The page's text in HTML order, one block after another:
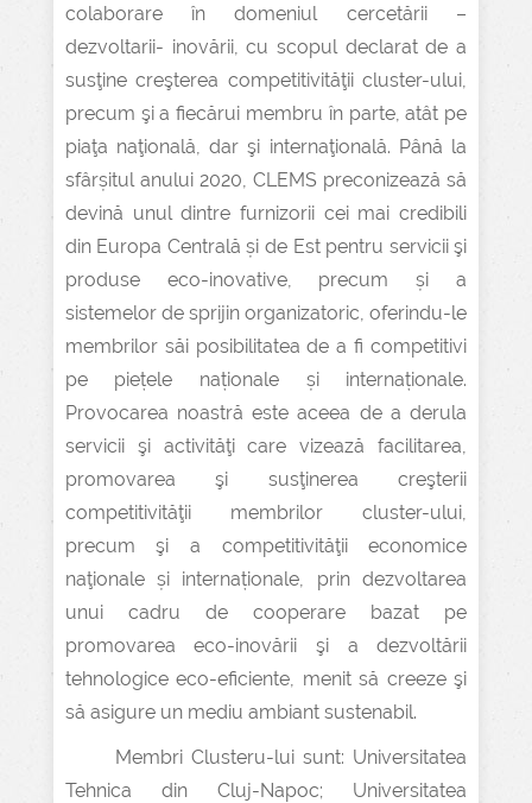
colaborare în domeniul cercetării –
dezvoltarii- inovării, cu scopul declarat de a
susţine creşterea competitivităţii cluster-ului,
precum şi a fiecărui membru în parte, atât pe
piaţa naţională, dar şi internaţională. Până la
sfârșitul anului 2020, CLEMS preconizează să
devină unul dintre furnizorii cei mai credibili
din Europa Centrală și de Est pentru servicii şi
produse eco-inovative, precum și a
sistemelor de sprijin organizatoric, oferindu-le
membrilor săi posibilitatea de a fi competitivi
pe piețele naționale și internaționale.
Provocarea noastră este aceea de a derula
servicii şi activităţi care vizează facilitarea,
promovarea şi susţinerea creşterii
competitivităţii membrilor cluster-ului,
precum şi a competitivităţii economice
naţionale și internaționale, prin dezvoltarea
unui cadru de cooperare bazat pe
promovarea eco-inovării şi a dezvoltării
tehnologice eco-eficiente, menit să creeze şi
să asigure un mediu ambiant sustenabil.
Membri Clusteru-lui sunt: Universitatea
Tehnica din Cluj-Napoc; Universitatea